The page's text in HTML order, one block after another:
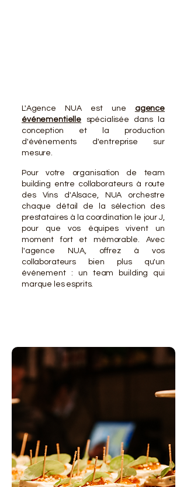
L'Agence NUA est une agence
événementielle
spécialisée dans la
conception et la production
d'événements d'entreprise sur
mesure.
Pour votre organisation de team
building entre collaborateurs à route
des Vins d'Alsace, NUA orchestre
chaque détail de la sélection des
prestataires à la coordination le jour J,
pour que vos équipes vivent un
moment fort et mémorable. Avec
l'agence NUA, offrez à vos
collaborateurs bien plus qu'un
événement : un team building qui
marque les esprits.